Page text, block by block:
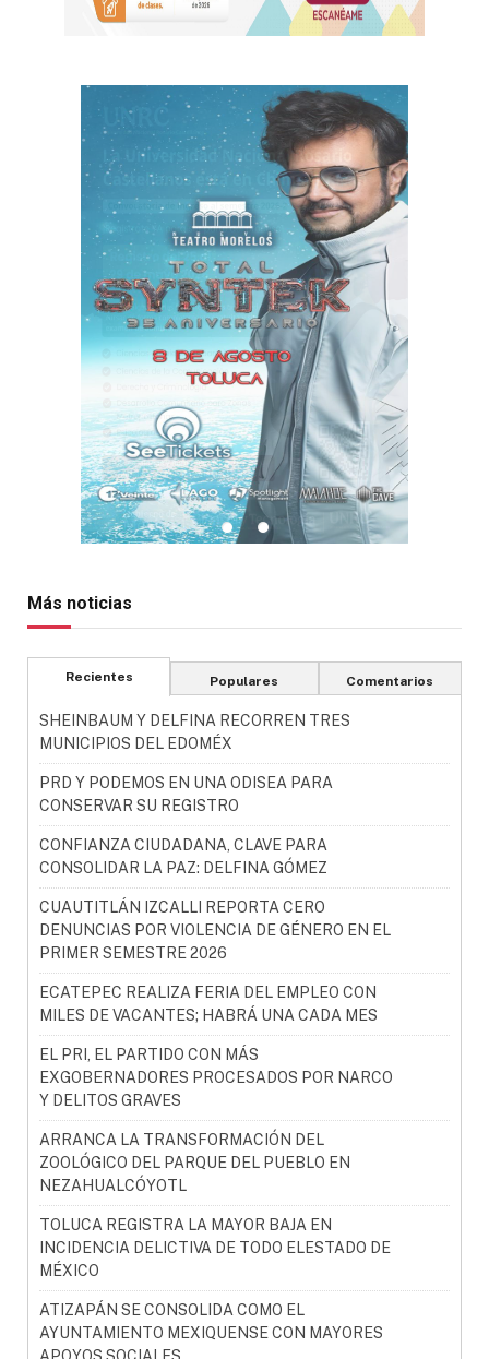
Más noticias
Recientes Populares Comentarios
SHEINBAUM Y DELFINA RECORREN TRES
MUNICIPIOS DEL EDOMÉX
PRD Y PODEMOS EN UNA ODISEA PARA
CONSERVAR SU REGISTRO
CONFIANZA CIUDADANA, CLAVE PARA
CONSOLIDAR LA PAZ: DELFINA GÓMEZ
CUAUTITLÁN IZCALLI REPORTA CERO
DENUNCIAS POR VIOLENCIA DE GÉNERO EN EL
PRIMER SEMESTRE 2026
ECATEPEC REALIZA FERIA DEL EMPLEO CON
MILES DE VACANTES; HABRÁ UNA CADA MES
EL PRI, EL PARTIDO CON MÁS
EXGOBERNADORES PROCESADOS POR NARCO
Y DELITOS GRAVES
ARRANCA LA TRANSFORMACIÓN DEL
ZOOLÓGICO DEL PARQUE DEL PUEBLO EN
NEZAHUALCÓYOTL
TOLUCA REGISTRA LA MAYOR BAJA EN
INCIDENCIA DELICTIVA DE TODO ELESTADO DE
MÉXICO
ATIZAPÁN SE CONSOLIDA COMO EL
AYUNTAMIENTO MEXIQUENSE CON MAYORES
APOYOS SOCIALES